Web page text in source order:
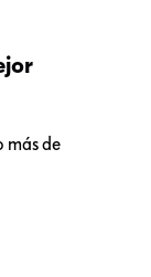
más de